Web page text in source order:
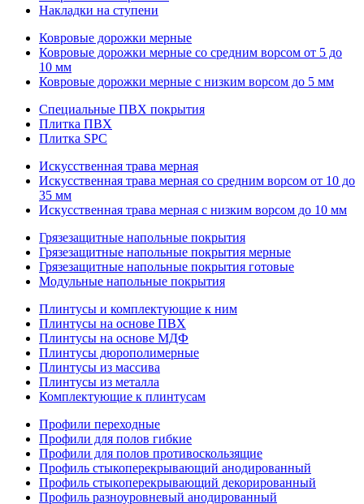
Накладки на ступени
Ковровые дорожки мерные
Ковровые дорожки мерные со средним ворсом от 5 до
10 мм
Ковровые дорожки мерные с низким ворсом до 5 мм
Специальные ПВХ покрытия
Плитка ПВХ
Плитка SPC
Искуccтвенная трава мерная
Искусственная трава мерная со средним ворсом от 10 до
35 мм
Искусственная трава мерная с низким ворсом до 10 мм
Грязезащитные напольные покрытия
Грязезащитные напольные покрытия мерные
Грязезащитные напольные покрытия готовые
Модульные напольные покрытия
Плинтусы и комплектующие к ним
Плинтусы на основе ПВХ
Плинтусы на основе МДФ
Плинтусы дюрополимерные
Плинтусы из массива
Плинтусы из металла
Комплектующие к плинтусам
Профили переходные
Профили для полов гибкие
Профили для полов противоскользящие
Профиль стыкоперекрывающий анодированный
Профиль стыкоперекрывающий декорированный
Профиль разноуровневый анодированный